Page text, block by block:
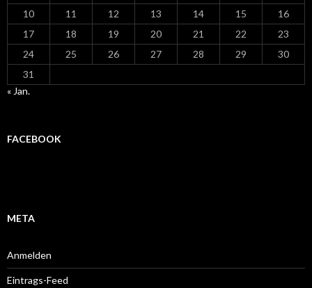
10
11 12 13 14 15
16
17
18 19 20 21 22
23
24
25 26 27 28 29
30
31
« Jan.
FACEBOOK
META
Anmelden
Eintrags-Feed